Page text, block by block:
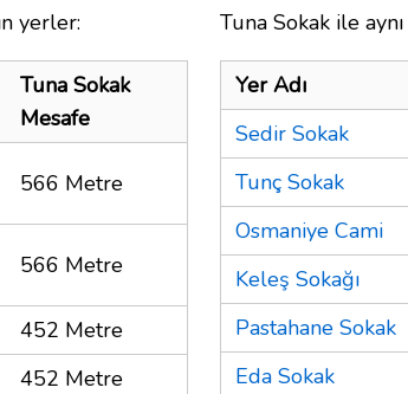
yerler:
Tuna Sokak
Mesafe
566 Metre
566 Metre
452 Metre
452 Metre
Tuna Sokak ile
Yer Adı
Sedir Sokak
Tunç Sokak
Osmaniye Cami
Keleş Sokağı
Pastahane Sokak
Eda Sokak